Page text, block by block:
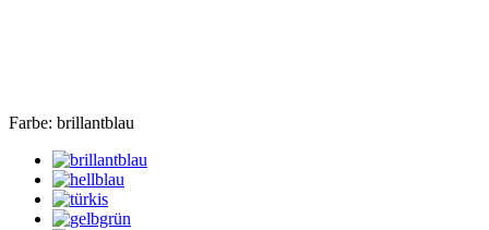
Farbe: brillantblau